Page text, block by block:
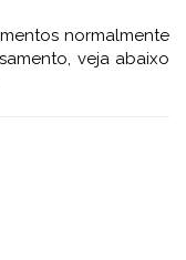
normalmente
veja abaixo